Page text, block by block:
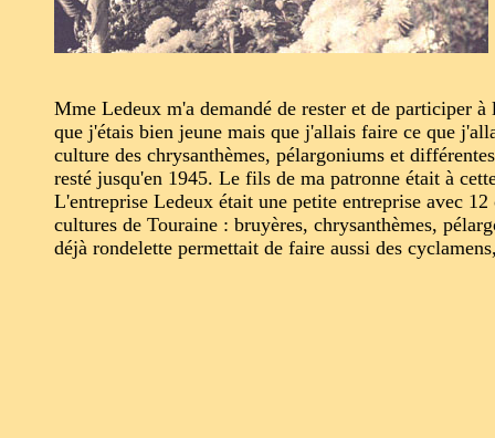
Mme Ledeux m'a demandé de rester et de participer
que j'étais bien jeune mais que j'allais faire ce que
culture des chrysanthèmes, pélargoniums et
resté jusqu'en 1945. Le fils de ma patronne était à
L'entreprise Ledeux était une petite entreprise avec
cultures de Touraine : bruyères, chrysanthèmes,
déjà rondelette permettait de faire aussi des